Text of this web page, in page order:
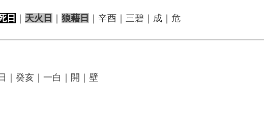
日 天火日 狼藉日 ｜辛酉｜三碧｜成｜危
｜癸亥｜一白｜開｜壁